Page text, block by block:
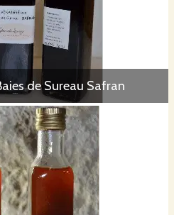
de Sureau Safran